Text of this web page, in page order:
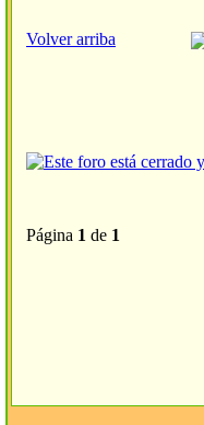
Volver arriba
Página 1 de 1